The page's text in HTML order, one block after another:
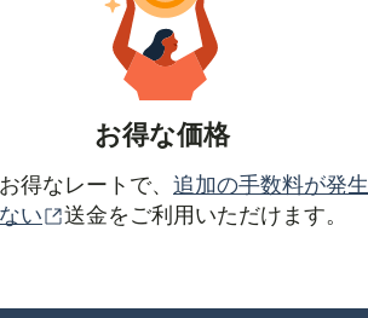
お得な価格
得なレートで、 追加の手数料が発生
い
（別ウィンドウで開きます）
送金をご利用いただけます。